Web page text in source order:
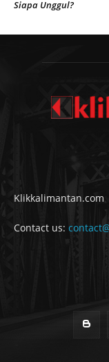
Siapa Unggul?
Klikkalimantan.com
Contact us: